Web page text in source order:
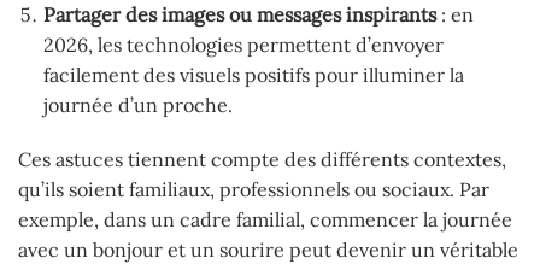
Partager des images ou messages inspirants: en
2026, les technologies permettent d’envoyer
facilement des visuels positifs pour illuminer la
journée d’un proche.
Ces astuces tiennent compte des différents contextes,
qu’ils soient familiaux, professionnels ou sociaux. Par
exemple, dans un cadre familial, commencer la journée
avec un bonjour et un sourire peut devenir un véritable